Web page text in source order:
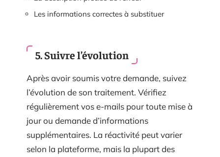
Les informations correctes à substituer
5. Suivre l’évolution
Après avoir soumis votre demande, suivez
l’évolution de son traitement. Vérifiez
régulièrement vos e-mails pour toute mise à
jour ou demande d’informations
supplémentaires. La réactivité peut varier
selon la plateforme, mais la plupart des